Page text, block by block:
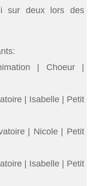
sur deux lors des
| Choeur |
| Isabelle | Petit
| Nicole | Petit
| Isabelle | Petit